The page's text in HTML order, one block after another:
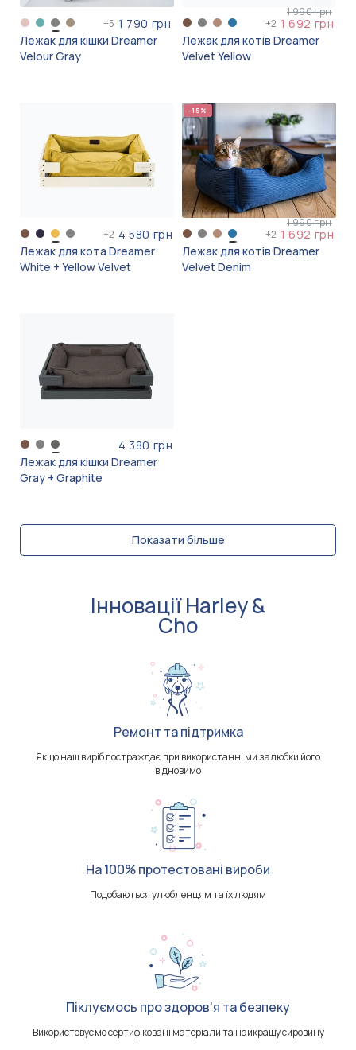
+5 1 790 грн
Лежак для кішки Dreamer
Velour Gray
+2
1 990 грн
1 692 грн
Лежак для котів Dreamer
Velvet Yellow
+2 4 580 грн
Лежак для кота Dreamer
White + Yellow Velvet
-15%
+2
1 990 грн
1 692 грн
Лежак для котів Dreamer
Velvet Denim
4 380 грн
Лежак для кішки Dreamer
Gray + Graphite
Показати більше
Інновації Harley &
Cho
Ремонт та підтримка
Якщо наш виріб постраждає при використанні ми залюбки його
відновимо
На 100% протестовані вироби
Подобаються улюбленцям та їх людям
Піклуємось про здоров'я та безпеку
Використовуємо сертифіковані матеріали та найкращу сировину